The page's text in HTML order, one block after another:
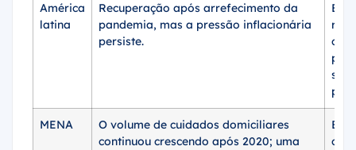
América
latina
Recuperação após arrefecimento da
pandemia, mas a pressão inflacionária
persiste.
Em
MENA
O volume de cuidados domiciliares
continuou crescendo após 2020; uma